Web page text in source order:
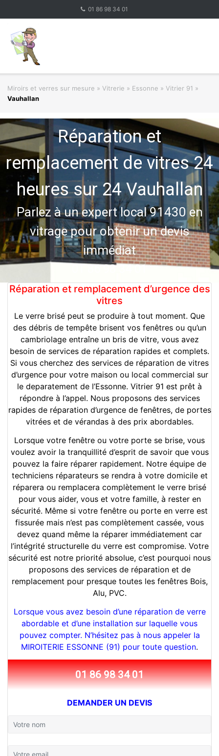
01 86 98 34 01
Miroirs et verres sur mesure » Vitrerie » Essonne » Vitrier 91 »
Vauhallan
Réparation et
remplacement de vitres 24
heures sur 24 Vauhallan
Parlez à un expert local 91430 en
vitrage pour obtenir un devis
immédiat
01 86 98 34 01
Réparation et remplacement d’urgence des
vitres
Le verre brisé peut se produire à tout moment. Que
des débris de tempête brisent vos fenêtres ou qu’un
cambriolage entraîne un bris de vitre, vous avez
besoin de services de réparation rapides et complets.
Si vous cherchez des services de réparation de vitres
d’urgence pour votre maison ou local commercial sur
le deparatement de l’Essonne. Vitrier 91 est prêt à
répondre à l’appel. Nous proposons des services
rapides de réparation d’urgence de fenêtres, de portes
vitrées et de vérandas à des prix abordables.
Lorsque votre fenêtre ou votre porte se brise, vous
voulez avoir la tranquillité d’esprit de savoir que vous
pouvez la faire réparer rapidement. Notre équipe de
techniciens réparateurs se rendra à votre domicile et
réparera ou remplacera complètement le verre brisé
pour vous aider, vous et votre famille, à rester en
sécurité. Même si votre fenêtre ou porte en verre est
fissurée mais n’est pas complètement cassée, vous
devez quand même la réparer immédiatement car
l’intégrité structurelle du verre est compromise. Votre
sécurité est notre priorité absolue, c’est pourquoi nous
proposons des services de réparation et de
remplacement pour presque toutes les fenêtres Bois,
Alu, PVC.
Lorsque vous avez besoin d’une réparation de verre
abordable et d’une installation sur laquelle vous
pouvez compter. N’hésitez pas à nous appeler la
MIROITERIE ESSONNE (91) pour toute question.
01 86 98 34 01
DEMANDER UN DEVIS